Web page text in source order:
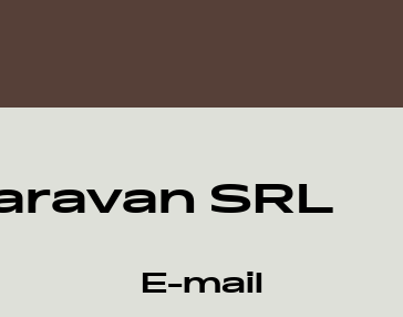
SRL
E-mail